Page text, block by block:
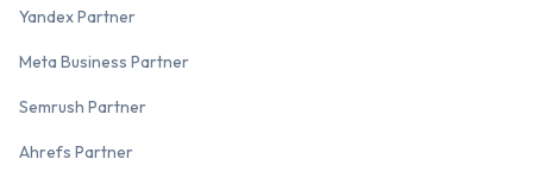
Yandex Partner
Meta Business Partner
Semrush Partner
Ahrefs Partner